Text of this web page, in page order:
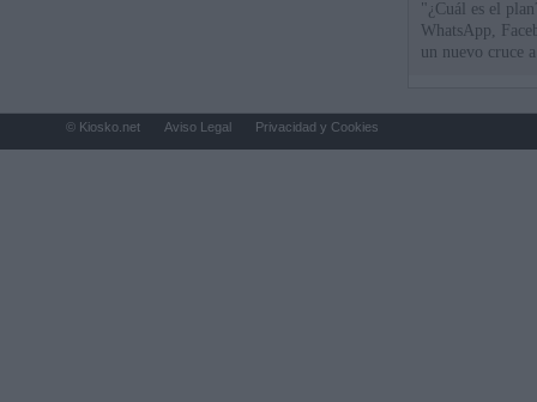
"¿Cuál es el
WhatsApp,
un nuevo cruce
© Kiosko.net Aviso Legal Privacidad y Cookies